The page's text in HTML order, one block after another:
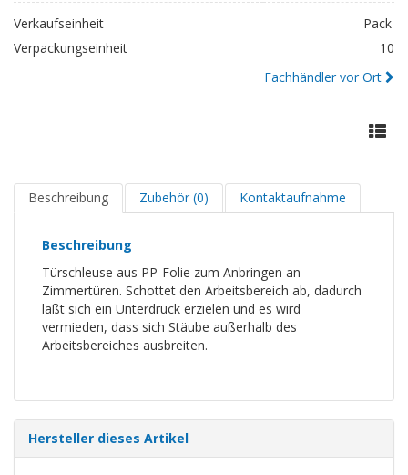
Verkaufseinheit
Pack
Verpackungseinheit
10
Fachhändler vor Ort
Beschreibung Zubehör (0) Kontaktaufnahme
Beschreibung
Türschleuse aus PP-Folie zum Anbringen an
Zimmertüren. Schottet den Arbeitsbereich ab, dadurch
läßt sich ein Unterdruck erzielen und es wird
vermieden, dass sich Stäube außerhalb des
Arbeitsbereiches ausbreiten.
Hersteller dieses Artikel